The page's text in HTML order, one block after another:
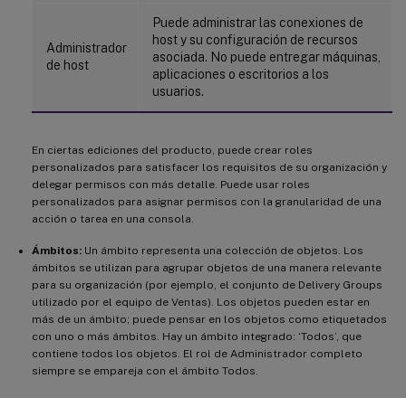
Administrador
de host
Puede administrar las conexiones de
host y su configuración de recursos
asociada. No puede entregar máquinas,
aplicaciones o escritorios a los
usuarios.
En ciertas ediciones del producto, puede crear roles
personalizados para satisfacer los requisitos de su organización y
delegar permisos con más detalle. Puede usar roles
personalizados para asignar permisos con la granularidad de una
acción o tarea en una consola.
Ámbitos: Un ámbito representa una colección de objetos. Los
ámbitos se utilizan para agrupar objetos de una manera relevante
para su organización (por ejemplo, el conjunto de Delivery Groups
utilizado por el equipo de Ventas). Los objetos pueden estar en
más de un ámbito; puede pensar en los objetos como etiquetados
con uno o más ámbitos. Hay un ámbito integrado: ‘Todos’, que
contiene todos los objetos. El rol de Administrador completo
siempre se empareja con el ámbito Todos.